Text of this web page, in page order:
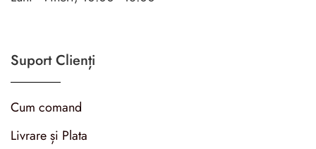
Suport Clienți
Cum comand
Livrare și Plata